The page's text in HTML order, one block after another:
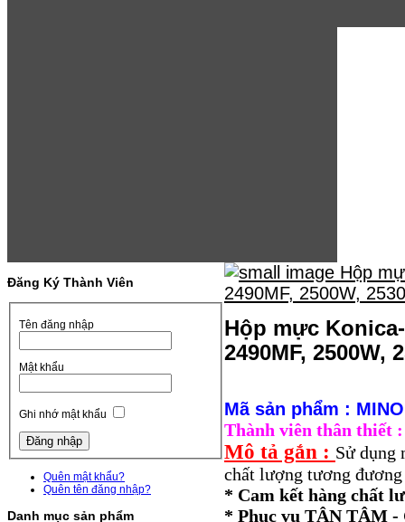
Đăng Ký Thành Viên
Tên đăng nhập
Mật khẩu
Ghi nhớ mật khẩu
Quên mật khẩu?
Quên tên đăng nhập?
Danh mục sản phẩm
Hộp mực
2490MF, 2500W,
Mã sản phẩm :
Thành viên thân thiết
Mô tả gắn : Sử dụng
chất lượng tương
* Cam kết hàng chất
* Phục vụ TẬN TÂM